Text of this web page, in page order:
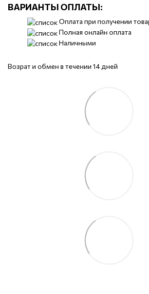
ВАРИАНТЫ ОПЛАТЫ:
Оплата при получении
Полная онлайн оплата
Наличными
Возрат и обмен в течении 14 дней